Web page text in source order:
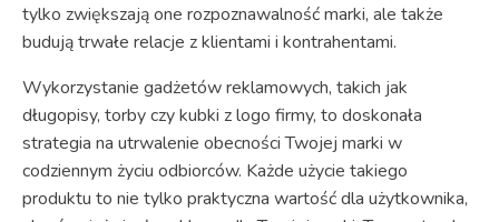
tylko zwiększają one rozpoznawalność marki, ale także
budują trwałe relacje z klientami i kontrahentami.
Wykorzystanie gadżetów reklamowych, takich jak
długopisy, torby czy kubki z logo firmy, to doskonała
strategia na utrwalenie obecności Twojej marki w
codziennym życiu odbiorców. Każde użycie takiego
produktu to nie tylko praktyczna wartość dla użytkownika,